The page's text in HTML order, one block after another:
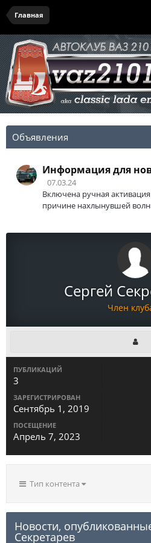
Главная
Объявления
Информация для
07.03.24
Включена ручная
причине нахлынувшей
Сергей
Член
ПУБЛИКАЦИЙ
3
ЗАРЕГИСТРИРОВАН
Сентябрь 1, 2019
ПОСЕЩЕНИЕ
Апрель 7, 2023
Тип контента
Новости,
Секретарев